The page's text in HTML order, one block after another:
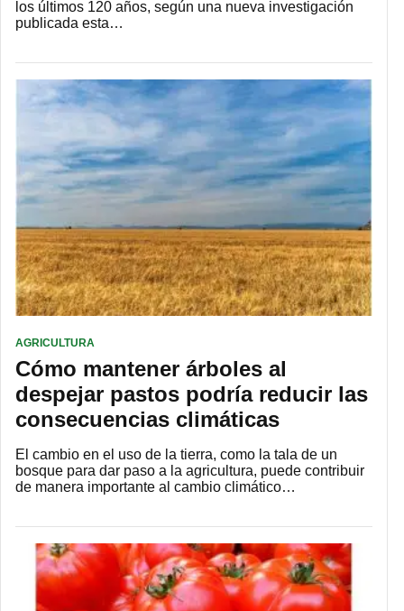
los últimos 120 años, según una nueva investigación
publicada esta…
AGRICULTURA
Cómo mantener árboles al
despejar pastos podría reducir las
consecuencias climáticas
El cambio en el uso de la tierra, como la tala de un
bosque para dar paso a la agricultura, puede contribuir
de manera importante al cambio climático…